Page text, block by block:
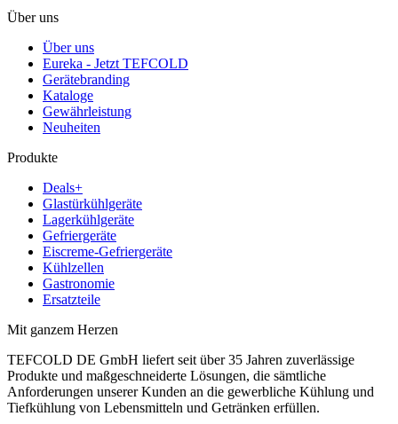
Über uns
Über uns
Eureka - Jetzt TEFCOLD
Gerätebranding
Kataloge
Gewährleistung
Neuheiten
Produkte
Deals+
Glastürkühlgeräte
Lagerkühlgeräte
Gefriergeräte
Eiscreme-Gefriergeräte
Kühlzellen
Gastronomie
Ersatzteile
Mit ganzem Herzen
TEFCOLD DE GmbH liefert seit über 35 Jahren zuverlässige
Produkte und maßgeschneiderte Lösungen, die sämtliche
Anforderungen unserer Kunden an die gewerbliche Kühlung und
Tiefkühlung von Lebensmitteln und Getränken erfüllen.